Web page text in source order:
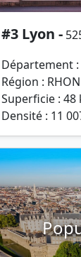
#3 Lyon -
Département :
Région :
Superficie : 48
Densité : 11